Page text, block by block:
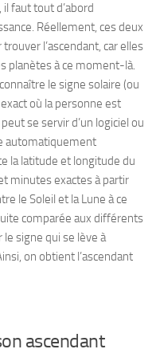
faut tout d’abord
Réellement, ces deux
l’ascendant, car elles
planètes à ce moment-là.
le signe solaire (ou
où la personne est
se servir d’un logiciel ou
automatiquement
la latitude et longitude du
minutes exactes à partir
le Soleil et la Lune à ce
comparée aux différents
signe qui se lève à
on obtient l’ascendant
ascendant